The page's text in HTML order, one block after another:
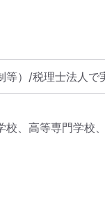
等）/税理士法人
、高等専門学校